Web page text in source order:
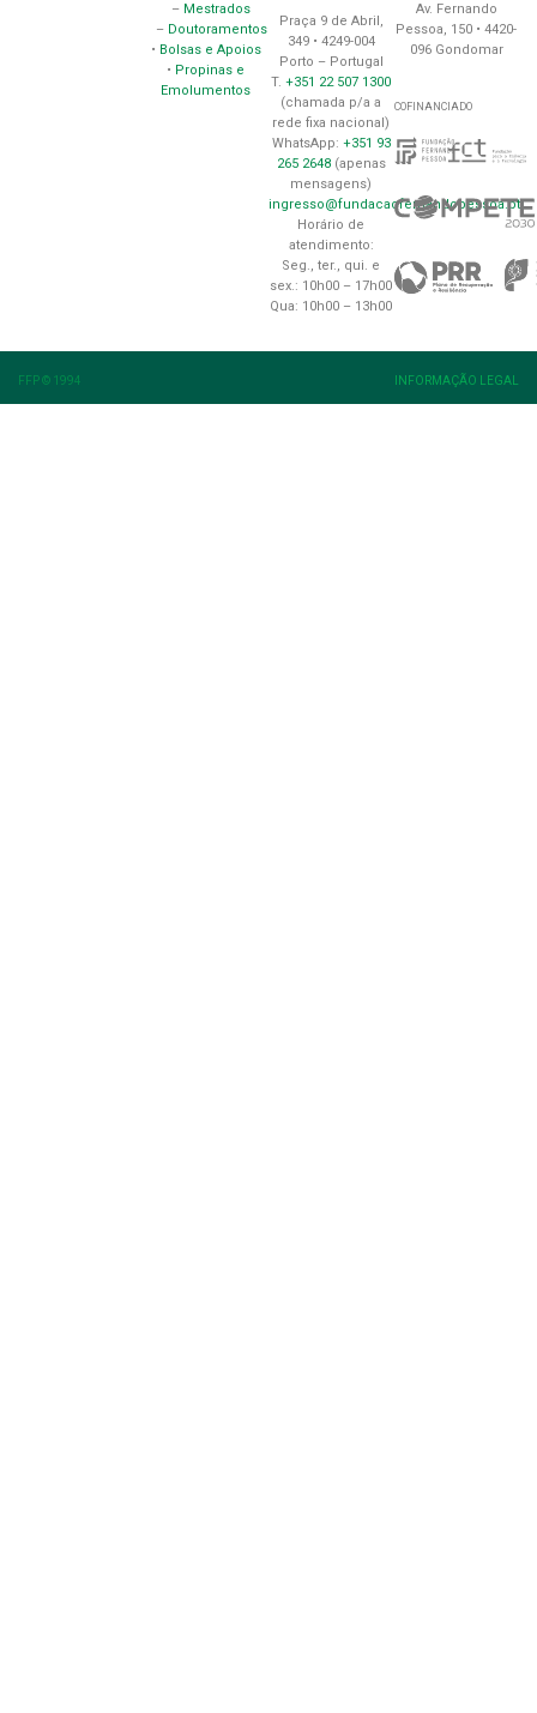
– Mestrados
– Doutoramentos
• Bolsas e Apoios
• Propinas e
Emolumentos
Praça 9 de Abril,
349 • 4249-004
Porto – Portugal
T.+351 22 507 1300
(chamada p/a a
rede fixa nacional)
WhatsApp: +351 93
265 2648(apenas
mensagens)
ingresso@fundacaofernandopessoa.pt
Horário de
atendimento:
Seg., ter., qui. e
sex.: 10h00 – 17h00
Qua: 10h00 – 13h00
Av. Fernando
Pessoa, 150 • 4420-
096 Gondomar
COFINANCIADO
FFP © 1994 INFORMAÇÃO LEGAL